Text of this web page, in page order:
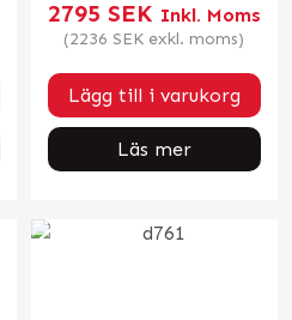
2795 SEK Inkl. Moms
(2236 SEK exkl. moms)
Lägg till i varukorg
Läs mer